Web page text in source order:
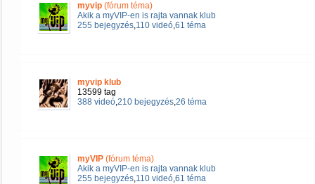
myvip (fórum téma)
Akik a myVIP-en is rajta vannak klub
255 bejegyzés,110 videó,61 téma
myvip klub
13599 tag
388 videó,210 bejegyzés,26 téma
myVIP (fórum téma)
Akik a myVIP-en is rajta vannak klub
255 bejegyzés,110 videó,61 téma